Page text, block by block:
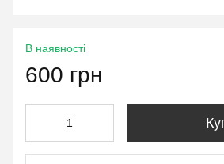
В наявності
600 грн